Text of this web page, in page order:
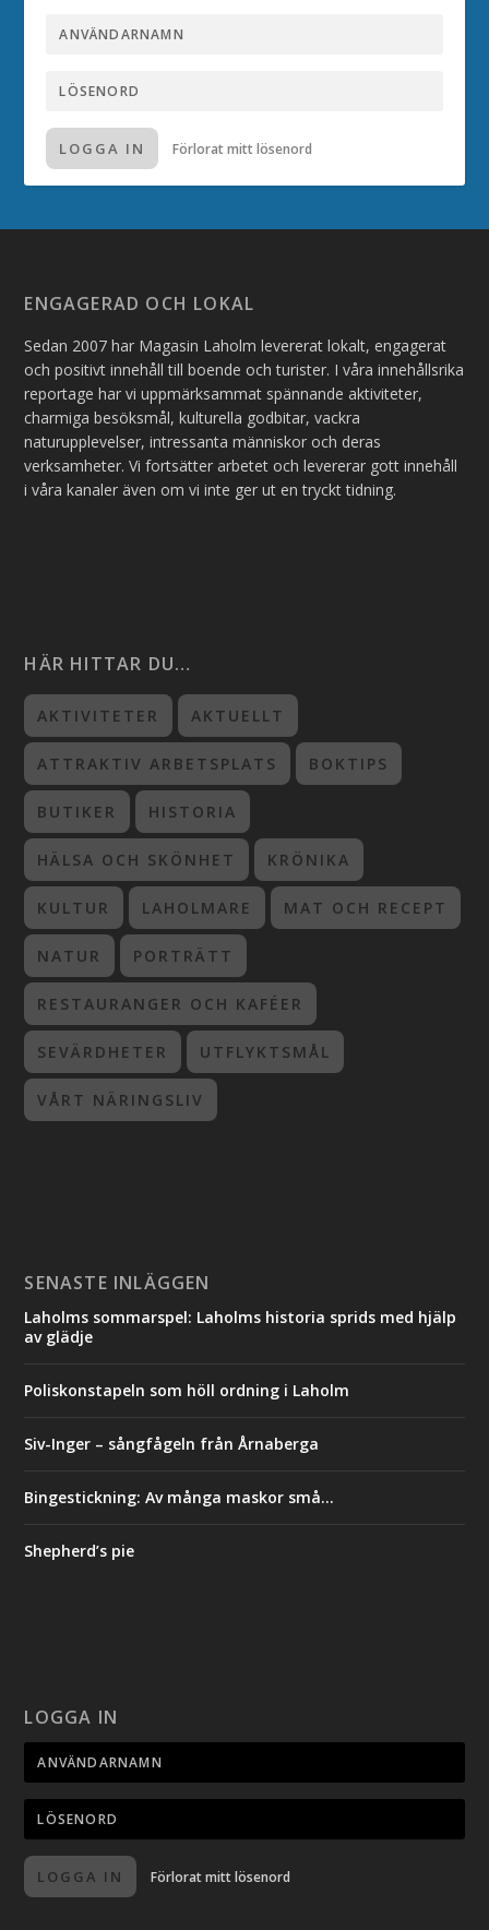
LOGGA IN Förlorat mitt lösenord
ENGAGERAD OCH LOKAL
Sedan 2007 har Magasin Laholm levererat lokalt, engagerat
och positivt innehåll till boende och turister. I våra innehållsrika
reportage har vi uppmärksammat spännande aktiviteter,
charmiga besöksmål, kulturella godbitar, vackra
naturupplevelser, intressanta människor och deras
verksamheter. Vi fortsätter arbetet och levererar gott innehåll
i våra kanaler även om vi inte ger ut en tryckt tidning.
HÄR HITTAR DU…
AKTIVITETER AKTUELLT
ATTRAKTIV ARBETSPLATS BOKTIPS
BUTIKER HISTORIA
HÄLSA OCH SKÖNHET KRÖNIKA
KULTUR LAHOLMARE MAT OCH RECEPT
NATUR PORTRÄTT
RESTAURANGER OCH KAFÉER
SEVÄRDHETER UTFLYKTSMÅL
VÅRT NÄRINGSLIV
SENASTE INLÄGGEN
Laholms sommarspel: Laholms historia sprids med hjälp
av glädje
Poliskonstapeln som höll ordning i Laholm
Siv-Inger – sångfågeln från Årnaberga
Bingestickning: Av många maskor små…
Shepherd’s pie
LOGGA IN
LOGGA IN Förlorat mitt lösenord